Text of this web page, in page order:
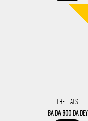
THE ITALS
BA DA BOO DA DEY